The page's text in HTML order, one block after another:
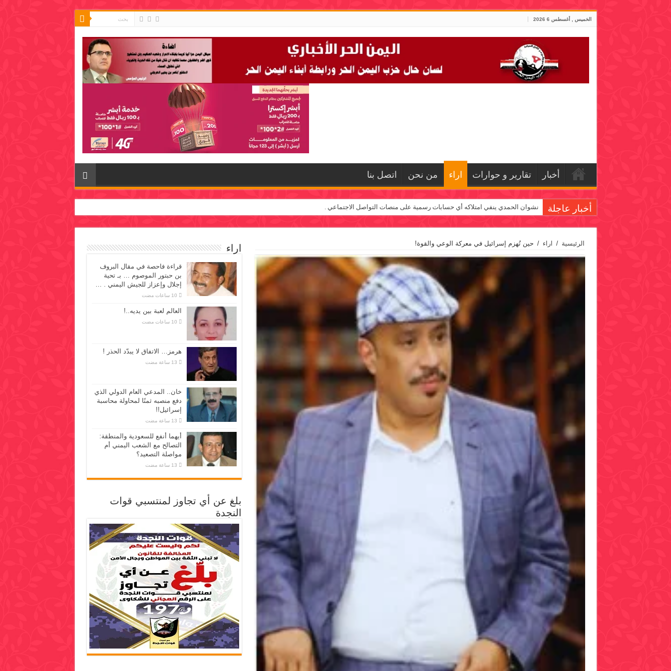
الخميس , أغسطس 6 2026
أخبار تقارير و حوارات اراء من نحن اتصل بنا
أخبار عاجلة نشوان الحمدي ينفي امتلاكه أي حسابات رسمية على منصات التواصل الاجتماعي .
الرئيسية / اراء / حين تُهزم إسرائيل في معركة الوعي والقوة! اراء
قراءة فاحصة في مقال البروف
بن حبتور الموصوم … بـ تحية
إجلال وإعزاز للجيش اليمني . …
العالم لعبة بين يديه..!
هرمز… الاتفاق لا يبدّد الحذر !
خان.. المدعي العام الدولي الذي
دفع منصبه ثمنًا لمحاولة محاسبة
إسرائيل!!
أيهما أنفع للسعودية والمنطقة:
التصالح مع الشعب اليمني أم
مواصلة التصعيد؟
بلغ عن أي تجاوز لمنتسبي قوات
النجدة